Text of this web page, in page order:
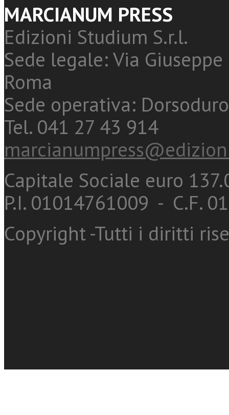
MARCIANUM PRESS
Edizioni Studium S.r.l.
Sede legale: Via
Roma
Sede operativa:
Tel. 041 27 43 914
Capitale Sociale euro
P.I. 01014761009 - C.F.
Copyright -Tutti i diritti